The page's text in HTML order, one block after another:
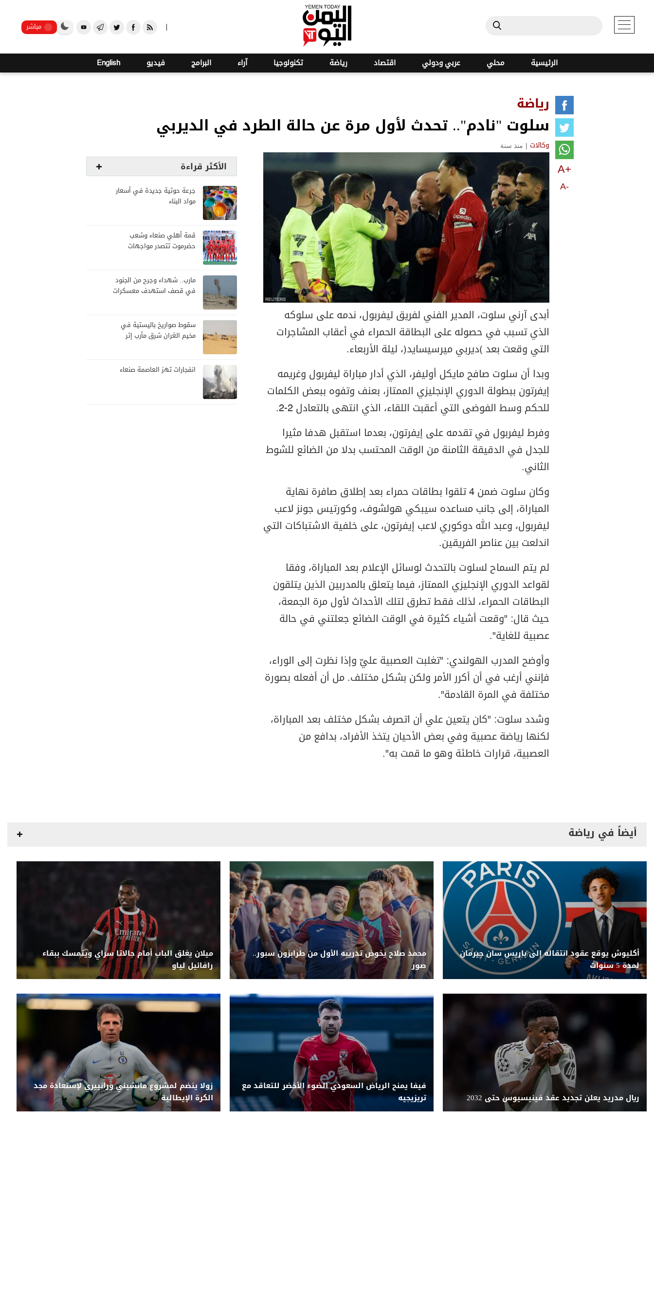
مباشر
الرئيسية محلي عربي ودولي اقتصاد رياضة تكنولوجيا آراء البرامج فيديو English
رياضة
سلوت "نادم".. تحدث لأول مرة عن حالة الطرد في الديربي
وكالات | منذ سنة
A+
A-
أبدى آرني سلوت، المدير الفني لفريق ليفربول، ندمه على سلوكه
الذي تسبب في حصوله على البطاقة الحمراء في أعقاب المشاجرات
التي وقعت بعد (ديربي ميرسيسايد)، ليلة الأربعاء.
وبدا أن سلوت صافح مايكل أوليفر، الذي أدار مباراة ليفربول وغريمه
إيفرتون ببطولة الدوري الإنجليزي الممتاز، بعنف وتفوه ببعض الكلمات
للحكم وسط الفوضى التي أعقبت اللقاء، الذي انتهى بالتعادل 2-2.
وفرط ليفربول في تقدمه على إيفرتون، بعدما استقبل هدفا مثيرا
للجدل في الدقيقة الثامنة من الوقت المحتسب بدلا من الضائع للشوط
الثاني.
وكان سلوت ضمن 4 تلقوا بطاقات حمراء بعد إطلاق صافرة نهاية
المباراة، إلى جانب مساعده سيبكي هولشوف، وكورتيس جونز لاعب
ليفربول، وعبد الله دوكوري لاعب إيفرتون، على خلفية الاشتباكات التي
اندلعت بين عناصر الفريقين.
لم يتم السماح لسلوت بالتحدث لوسائل الإعلام بعد المباراة، وفقا
لقواعد الدوري الإنجليزي الممتاز، فيما يتعلق بالمدربين الذين يتلقون
البطاقات الحمراء، لذلك فقط تطرق لتلك الأحداث لأول مرة الجمعة،
حيث قال: "وقعت أشياء كثيرة في الوقت الضائع جعلتني في حالة
عصبية للغاية".
وأوضح المدرب الهولندي: "تغلبت العصبية عليّ وإذا نظرت إلى الوراء،
فإنني أرغب في أن أكرر الأمر ولكن بشكل مختلف. مل أن أفعله بصورة
مختلفة في المرة القادمة".
وشدد سلوت: "كان يتعين علي أن اتصرف بشكل مختلف بعد المباراة،
لكنها رياضة عصبية وفي بعض الأحيان يتخذ الأفراد، بدافع من
العصبية، قرارات خاطئة وهو ما قمت به".
الأكثر قراءة
جرعة حوثية جديدة في أسعار
مواد البناء
قمة أهلي صنعاء وشعب
حضرموت تتصدر مواجهات
مارب.. شهداء وجرح من الجنود
في قصف استهدف معسكرات
سقوط صواريخ باليستية في
مخيم الغران شرق مأرب إثر
انفجارات تهز العاصمة صنعاء
أيضاً في رياضة
أكليوش يوقع عقود انتقاله إلى باريس سان جيرمان
لمدة 5 سنوات
محمد صلاح يخوض تدريبه الأول من طرابزون سبور..
صور
ميلان يغلق الباب أمام جالاتا سراي ويتمسك ببقاء
رافائيل لياو
ريال مدريد يعلن تجديد عقد فينيسيوس حتى 2032
فيفا يمنح الرياض السعودي الضوء الأخضر للتعاقد مع
تريزيجيه
زولا ينضم لمشروع مانشيني ورانييري لإستعادة مجد
الكرة الإيطالية